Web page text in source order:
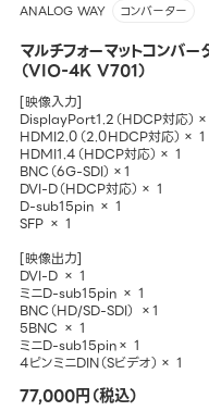
ANALOG WAY コンバーター
マルチフォーマットコンバー
（VIO-4K V701）
[映像入力]
DisplayPort1.2（HDCP対応）
HDMI2.0（2.0HDCP対応）× 1
HDMI1.4（HDCP対応）× 1
BNC（6G-SDI）×1
DVI-D（HDCP対応）× 1
D-sub15pin × 1
SFP × 1
[映像出力]
DVI-D × 1
ミニD-sub15pin × 1
BNC（HD/SD-SDI） ×1
5BNC × 1
ミニD-sub15pin× 1
4ピンミニDIN（Sビデオ）× 1
77,000円（税込）